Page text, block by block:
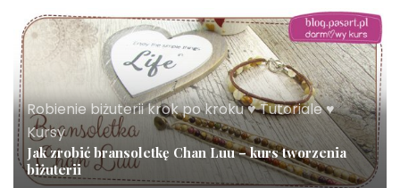
Robienie biżuterii krok po kroku ♥ Tutoriale ♥
Kursy
Jak zrobić bransoletkę Chan Luu – kurs tworzenia
biżuterii